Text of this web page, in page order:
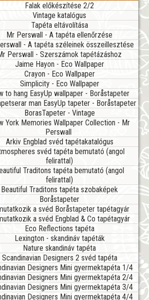
Falak előkészítése 2/2
Vintage katalógus
Tapéta eltávolítása
Mr Perswall - A tapéta ellenőrzése
- A tapéta széleinek összeillesztése
Perswall - Szerszámok tapétázáshoz
Jaime Hayon - Eco Wallpaper
Crayon - Eco Wallpaper
Simplicity - Eco Wallpaper
to hang EasyUp wallpaper - Boråstapeter
man EasyUp tapeter - Boråstapeter
BorasTapeter - Vintage
York Memories Wallpaper Collection - Mr
Perswall
Arkiv Engblad svéd tapétakatalógus
svéd tapéta bemutató (angol
felirattal)
Traditons tapéta bemutató (angol
felirattal)
Beautiful Traditons tapéta szobaképek
Boråstapeter
a svéd Boråstapeter tapétagyár
a svéd Engblad & Co tapétagyár
Eco Reflections tapéta
Lexington - skandináv tapéták
Nature skandináv tapéta
Scandinavian Designers 2 svéd tapéta
Designers Mini gyermektapéta 1/4
Designers Mini gyermektapéta 2/4
Designers Mini gyermektapéta 3/4
Designers Mini gyermektapéta 4/4